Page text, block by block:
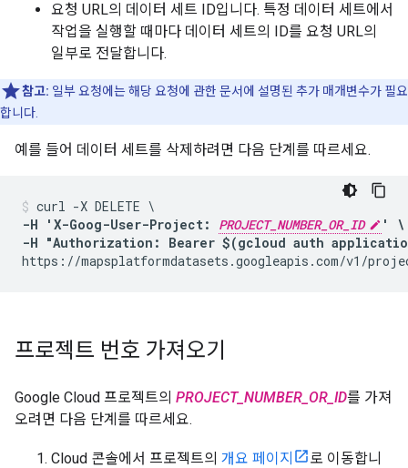
요청 URL의 데이터 세트 ID입니다. 특정 데이터 세트에서
작업을 실행할 때마다 데이터 세트의 ID를 요청 URL의
일부로 전달합니다.
참고: 일부 요청에는 해당 요청에 관한 문서에 설명된 추가 매개변수가 필요
합니다.
예를 들어 데이터 세트를 삭제하려면 다음 단계를 따르세요.
-H 'X-Goog-User-Project: PROJECT_NUMBER_OR_ID
' \
-H "Authorization: Bearer $(gcloud auth
https://mapsplatformdatasets.googleapis.com/v1/
프로젝트 번호 가져오기
Google Cloud 프로젝트의 PROJECT_NUMBER_OR_ID를 가져
오려면 다음 단계를 따르세요.
Cloud 콘솔에서 프로젝트의 개요 페이지
로 이동합니